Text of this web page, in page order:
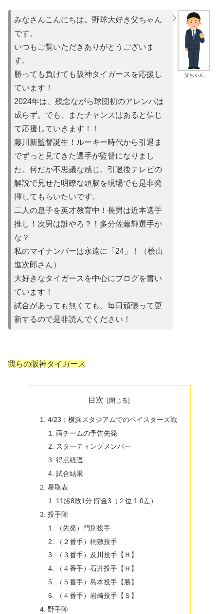
父ちゃん
みなさんこんにちは。野球大好き父ちゃん
です。
いつもご覧いただきありがとうございま
す。
勝っても負けても阪神タイガースを応援し
ています！
2024年は、残念ながら球団初のアレンパは
成らず。でも、またチャンスはあると信じ
て応援していきます！！
藤川新監督誕生！ルーキー時代から引退ま
でずっと見てきた選手が監督になりまし
た。何だか不思議な感じ。引退後テレビの
解説で見せた明瞭な頭脳を現場でも是非発
揮してもらいたいです。
二人の息子を英才教育中！長男は近本選手
推し！次男は誰やろ？！多分佐藤輝選手か
な？
私のマイナンバーは永遠に「24」！（桧山
進次郎さん）
大好きなタイガースを中心にブログを書い
ています！
試合があって も無くても、毎日頑張って更
新するので是非読んでください！
我らの阪神タイガース
目次
4/23：横浜スタジアムでのベイスターズ戦
両チームの予告先発
スターティングメンバー
得点経過
試合結果
星取表
11勝8敗1分 貯金3（２位 1.0差）
投手陣
（先発）門別投手
（２番手）桐敷投手
（３番手）及川投手【Ｈ】
（４番手）石井投手【Ｈ】
（５番手）島本投手【勝】
（４番手）岩崎投手【Ｓ】
野手陣